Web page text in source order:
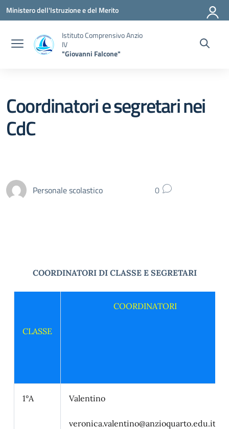
Vai ai contenuti
Vai al menu di navigazione
Vai al footer
Ministero dell'Istruzione e del Merito
Istituto Comprensivo Anzio
IV
"Giovanni Falcone"
Coordinatori e segretari nei
CdC
Personale scolastico 0
COORDINATORI DI CLASSE E SEGRETARI
CLASSE
COORDINATORI
1°A Valentino
veronica.valentino@anzioquarto.edu.it